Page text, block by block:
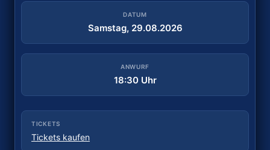
DATUM
Samstag, 29.08.2026
ANWURF
18:30 Uhr
Tickets kaufen
DATUM
Samstag, 05.09.2026
ANWURF
18:00 Uhr